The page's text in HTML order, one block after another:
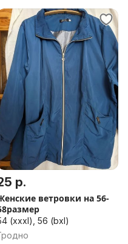
р.
ветровки на 56-
(xxxl), 56 (bxl)